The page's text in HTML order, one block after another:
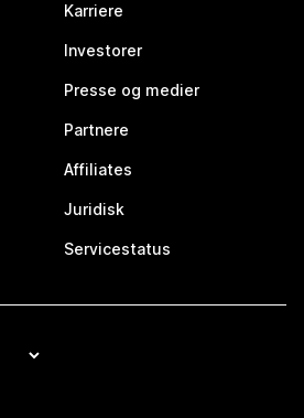
Karriere
Investorer
Presse og medier
Partnere
Affiliates
Juridisk
Servicestatus